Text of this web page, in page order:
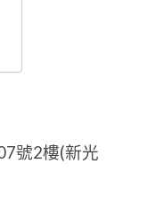
號2樓(新光